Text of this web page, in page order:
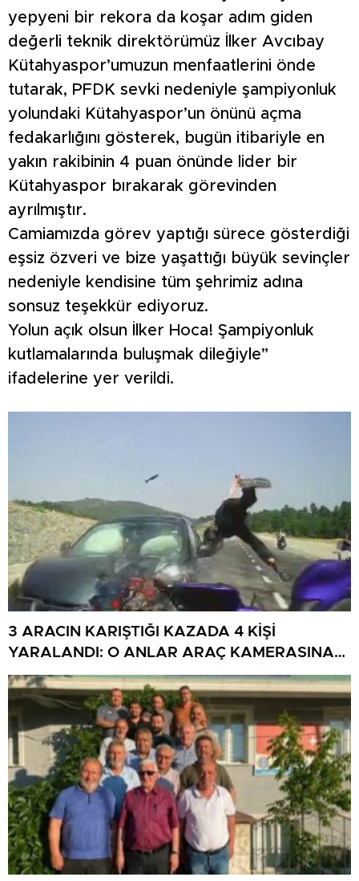
yepyeni bir rekora da koşar adım giden
değerli teknik direktörümüz İlker Avcıbay
Kütahyaspor’umuzun menfaatlerini önde
tutarak, PFDK sevki nedeniyle şampiyonluk
yolundaki Kütahyaspor’un önünü açma
fedakarlığını gösterek, bugün itibariyle en
yakın rakibinin 4 puan önünde lider bir
Kütahyaspor bırakarak görevinden
ayrılmıştır.
Camiamızda görev yaptığı sürece gösterdiği
eşsiz özveri ve bize yaşattığı büyük sevinçler
nedeniyle kendisine tüm şehrimiz adına
sonsuz teşekkür ediyoruz.
Yolun açık olsun İlker Hoca! Şampiyonluk
kutlamalarında buluşmak dileğiyle”
ifadelerine yer verildi.
3 ARACIN KARIŞTIĞI KAZADA 4 KİŞİ
YARALANDI: O ANLAR ARAÇ KAMERASINA
YANSIDI